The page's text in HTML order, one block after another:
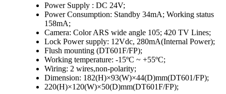
Power Supply : DC 24V;
Power Consumption: Standby 34mA; Working status
158mA;
Camera: Color ARS wide angle 105; 420 TV Lines;
Lock Power supply: 12Vdc, 280mA(Internal Power);
Flush mounting (DT601F/FP);
Working temperature: -15ºC ~ +55ºC;
Wiring: 2 wires,non-polarity;
Dimension: 182(H)×93(W)×44(D)mm(DT601/FP);
220(H)×120(W)×50(D)mm(DT601F/FP);